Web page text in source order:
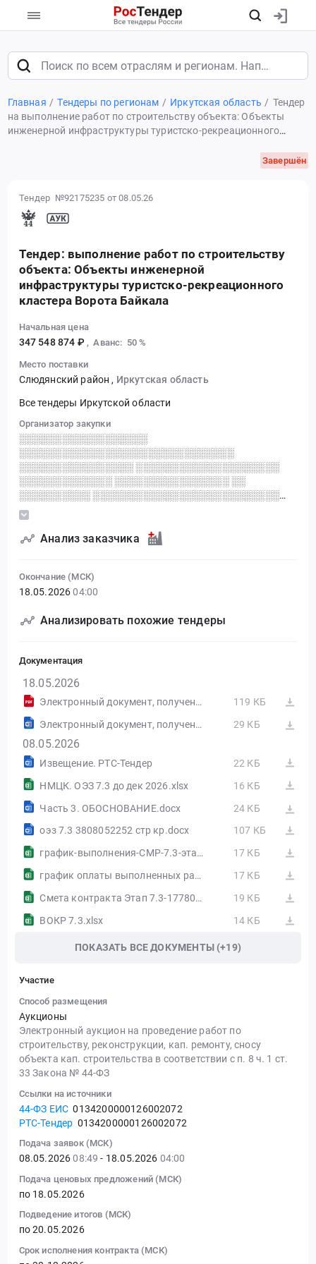
Главная Тендеры по регионам Иркутская область
Тендер
на выполнение работ по строительству объекта: Объекты
инженерной инфраструктуры туристско-рекреационного
Завершён
Тендер №92175235 от 08.05.26
Тендер: выполнение работ по строительству
объекта: Объекты инженерной
инфраструктуры туристско-рекреационного
кластера Ворота Байкала
Начальная цена
347 548 874 ₽ , Аванс: 50 %
Место поставки
Слюдянский район , Иркутская область
Все тендеры Иркутской области
Организатор закупки
░░░░░░░░░░░░░░░░░░
░░░░░░░░░░░░░░░░░░░░░░░░░░░░░░
░░░░░░░░░░░░░░░░ ░░░░░░░░░░░░░░░░░░░░
░░░░░░░░░░░░░ ░░░░░░░░░░░░░░░░ ░░
░░░░░░░░░░ ░░░░░░░░░░░░░░░░░░░░░░░░░░
░░░░░░░░░░░░░░░░░░ ░░░░░░░░░░░░░░░
Анализ заказчика
Окончание (МСК)
18.05.2026 04:00
Анализировать похожие тендеры
Документация
18.05.2026
Электронный документ, полученный из внешней системы.pdf
119 КБ
Электронный документ, полученный из внешней системы.docx
29 КБ
08.05.2026
Извещение. РТС-Тендер
22 КБ
НМЦК. ОЭЗ 7.3 до дек 2026.xlsx
16 КБ
Часть 3. ОБОСНОВАНИЕ.docx
24 КБ
оэз 7.3 3808052252 стр кр.docx
107 КБ
график-выполнения-СМР-7.3-этап-7-этапов.xlsx
17 КБ
график оплаты выполненных работ - 7.3-этап-7-этапов-1777975048996.xlsx
17 КБ
Смета контракта Этап 7.3-1778025995104.xlsx
19 КБ
ВОКР 7.3.xlsx
14 КБ
ПОКАЗАТЬ ВСЕ ДОКУМЕНТЫ (+19)
Участие
Способ размещения
Аукционы
Электронный аукцион на проведение работ по
строительству, реконструкции, кап. ремонту, сносу
объекта кап. строительства в соответствии с п. 8 ч. 1 ст.
33 Закона № 44-ФЗ
Ссылки на источники
44-ФЗ ЕИС 0134200000126002072
РТС-Тендер 0134200000126002072
Подача заявок (МСК)
08.05.202608:49 - 18.05.2026 04:00
Подача ценовых предложений (МСК)
по 18.05.2026
Подведение итогов (МСК)
по 20.05.2026
Срок исполнения контракта (МСК)